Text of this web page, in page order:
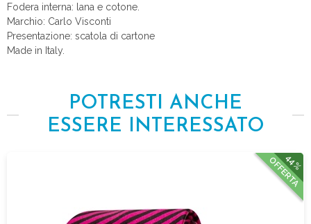
Fodera interna: lana e cotone.
Marchio: Carlo Visconti
Presentazione: scatola di cartone
Made in Italy.
POTRESTI ANCHE
ESSERE INTERESSATO
44%
OFFERTA